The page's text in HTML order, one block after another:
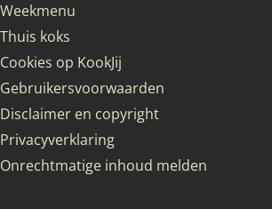
Weekmenu
Thuis koks
Cookies op KookJij
Gebruikersvoorwaarden
Disclaimer en copyright
Privacyverklaring
Onrechtmatige inhoud melden